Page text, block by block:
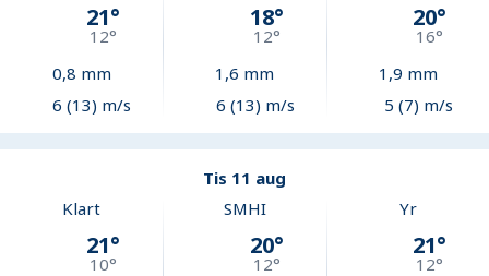
21°
12°
0,8 mm
6 (13) m/s
18°
12°
1,6 mm
6 (13) m/s
20°
16°
1,9 mm
5 (7) m/s
Tis 11 aug
Klart
21°
10°
SMHI
20°
12°
Yr
21°
12°